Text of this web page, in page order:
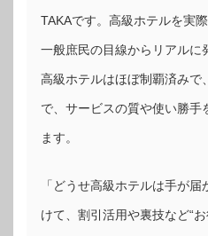
TAKAです。高級ホテルを実
一般庶民の目線からリアルに
高級ホテルはほぼ制覇済みで
で、サービスの質や使い勝手
ます。
「どうせ高級ホテルは手が
けて、割引活用や裏技など“